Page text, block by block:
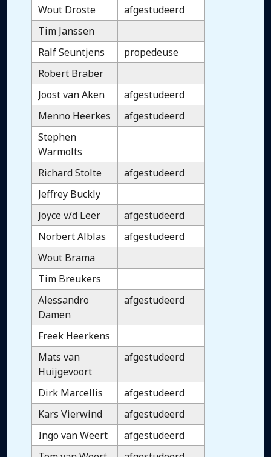
Wout Droste
afgestudeerd
Tim Janssen
Ralf Seuntjens
propedeuse
Robert Braber
Joost van Aken
afgestudeerd
Menno Heerkes
afgestudeerd
Stephen
Warmolts
Richard Stolte
afgestudeerd
Jeffrey Buckly
Joyce v/d Leer
afgestudeerd
Norbert Alblas
afgestudeerd
Wout Brama
Tim Breukers
Alessandro
Damen
afgestudeerd
Freek Heerkens
Mats van
Huijgevoort
afgestudeerd
Dirk Marcellis
afgestudeerd
Kars Vierwind
afgestudeerd
Ingo van Weert
afgestudeerd